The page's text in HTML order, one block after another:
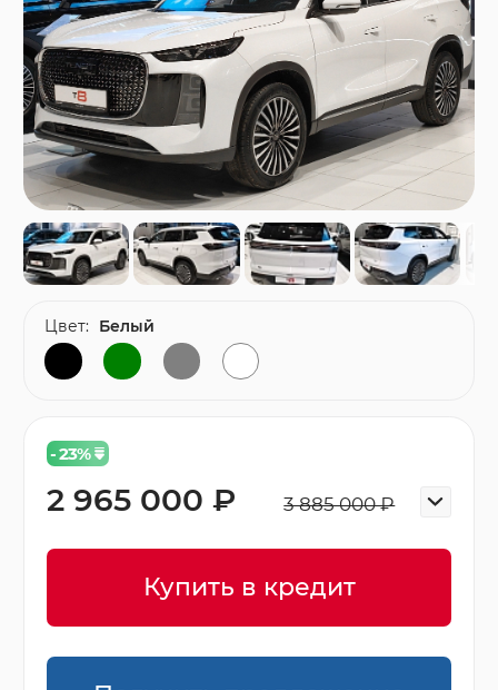
- 23%
3 885 000 ₽
2 965 000 ₽
Купить в кредит
Цвет: Белый